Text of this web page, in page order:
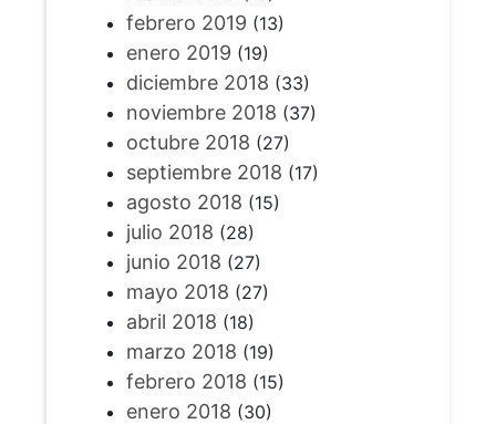
febrero 2019 (13)
enero 2019 (19)
diciembre 2018 (33)
noviembre 2018 (37)
octubre 2018 (27)
septiembre 2018 (17)
agosto 2018 (15)
julio 2018 (28)
junio 2018 (27)
mayo 2018 (27)
abril 2018 (18)
marzo 2018 (19)
febrero 2018 (15)
enero 2018 (30)